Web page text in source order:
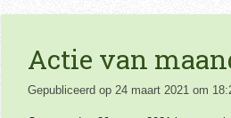
Actie van
Gepubliceerd op 24 maart 2021 om